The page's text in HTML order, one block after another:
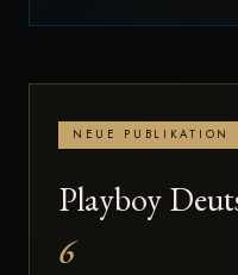
NEUE PUBLIKATION
Playboy
6